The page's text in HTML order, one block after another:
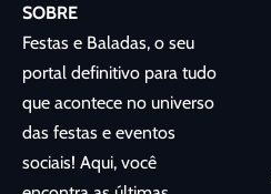
SOBRE
Festas e Baladas, o seu
portal definitivo para tudo
que acontece no universo
das festas e eventos
sociais! Aqui, você